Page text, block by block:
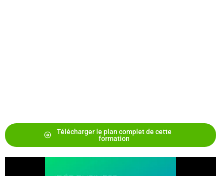
Télécharger le plan complet de cette
formation